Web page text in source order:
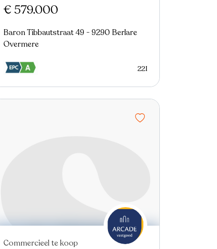
€ 579.000
Baron Tibbautstraat 49 - 9290 Berlare
Overmere
221
Commercieel te koop